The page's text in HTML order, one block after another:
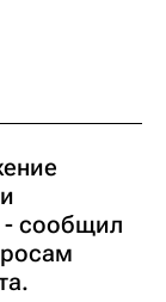
- сообщил